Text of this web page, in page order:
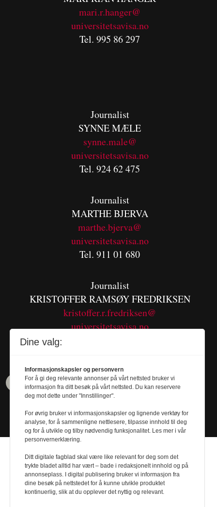
mari.r.hanger@
universitetsavisa.no
Tel. 995 86 297
Journalist
SYNNE MÆLE
synne.male@
universitetsavisa.no
Tel. 924 62 475
Journalist
MARTHE BJERVA
marthe.bjerva@
universitetsavisa.no
Tel. 911 01 680
Journalist
KRISTOFFER RAMSØY FREDRIKSEN
kristoffer.r.fredriksen@
universitetsavisa.no
Design byNordström Design- Powered by
Dine valg:
Informasjonskapsler og personvern
For å gi deg relevante annonser på vårt nettsted bruker vi
informasjon fra ditt besøk på vårt nettsted. Du kan reservere
deg mot dette under "Innstillinger".
For øvrig bruker vi informasjonskapsler og lignende verktøy for
analyse, for å sammenligne nettlesere, tilpasse innhold til deg
og for å utvikle og tilby nødvendig funksjonalitet. Les mer i vår
personvernerklæring.
Ditt digitale fagblad skal være like relevant for deg som det
trykte bladet alltid har vært – bade i redaksjonelt innhold og på
annonseplass. I digital publisering bruker vi informasjon fra
dine besøk på nettstedet for å kunne utvikle produktet
kontinuerlig, slik at du opplever det nyttig og relevant.